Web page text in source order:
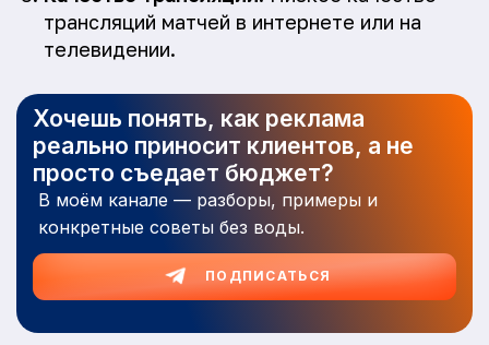
трансляций матчей в интернете или на
телевидении.
Хочешь понять, как реклама
реально приносит клиентов, а не
просто съедает бюджет?
В моём канале — разборы, примеры и
конкретные советы без воды.
ПОДПИСАТЬСЯ